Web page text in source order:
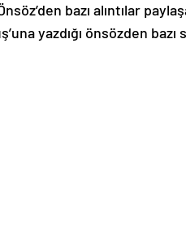
bazı alıntılar
yazdığı önsözden bazı